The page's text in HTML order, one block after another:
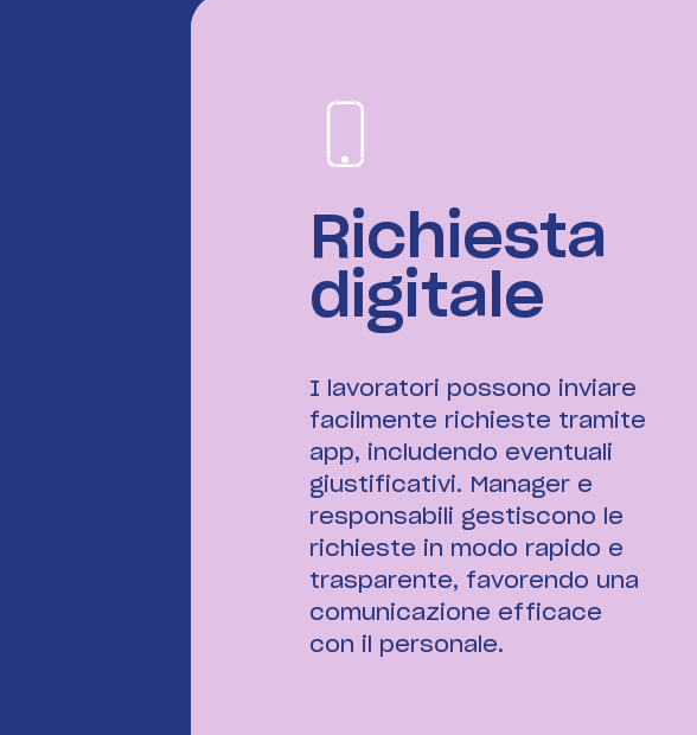
Richiesta
digitale
I lavoratori possono inviare
facilmente richieste tramite
app, includendo eventuali
giustificativi. Manager e
responsabili gestiscono le
richieste in modo rapido e
trasparente, favorendo una
comunicazione efficace
con il personale.